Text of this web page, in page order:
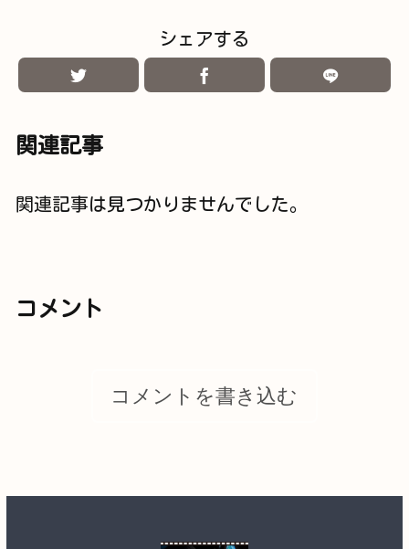
シェアする
関連記事
関連記事は見つかりませんでした。
コメント
コメントを書き込む